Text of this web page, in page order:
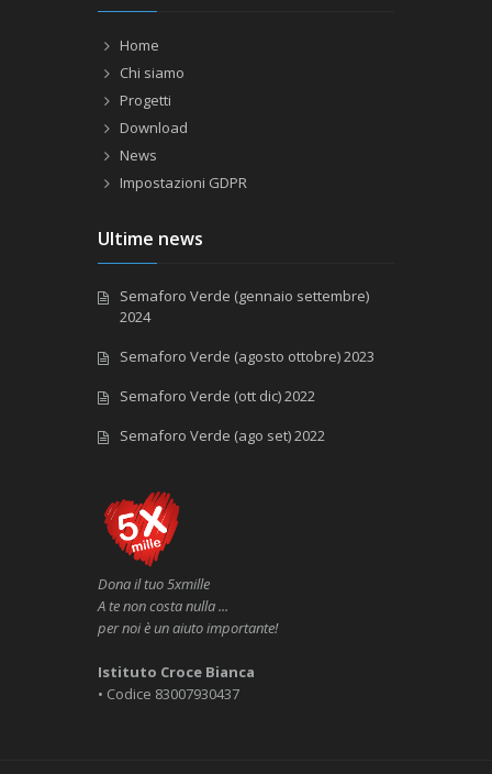
Home
Chi siamo
Progetti
Download
News
Impostazioni GDPR
Ultime news
Semaforo Verde (gennaio settembre)
2024
Semaforo Verde (agosto ottobre) 2023
Semaforo Verde (ott dic) 2022
Semaforo Verde (ago set) 2022
Dona il tuo 5xmille
A te non costa nulla ...
per noi è un aiuto importante!
Istituto Croce Bianca
• Codice 83007930437